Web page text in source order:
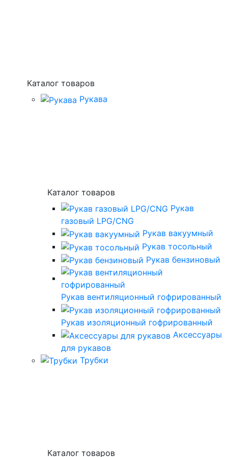
Каталог товаров
Рукава
Каталог товаров
Рукав
газовый LPG/CNG
Рукав вакуумный
Рукав тосольный
Рукав бензиновый
Рукав вентиляционный гофрированный
Рукав изоляционный гофрированный
Аксессуары
для рукавов
Трубки
Каталог товаров